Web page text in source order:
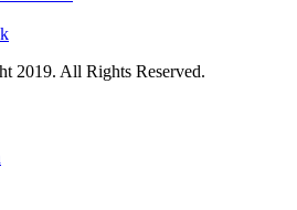
2019. All Rights Reserved.